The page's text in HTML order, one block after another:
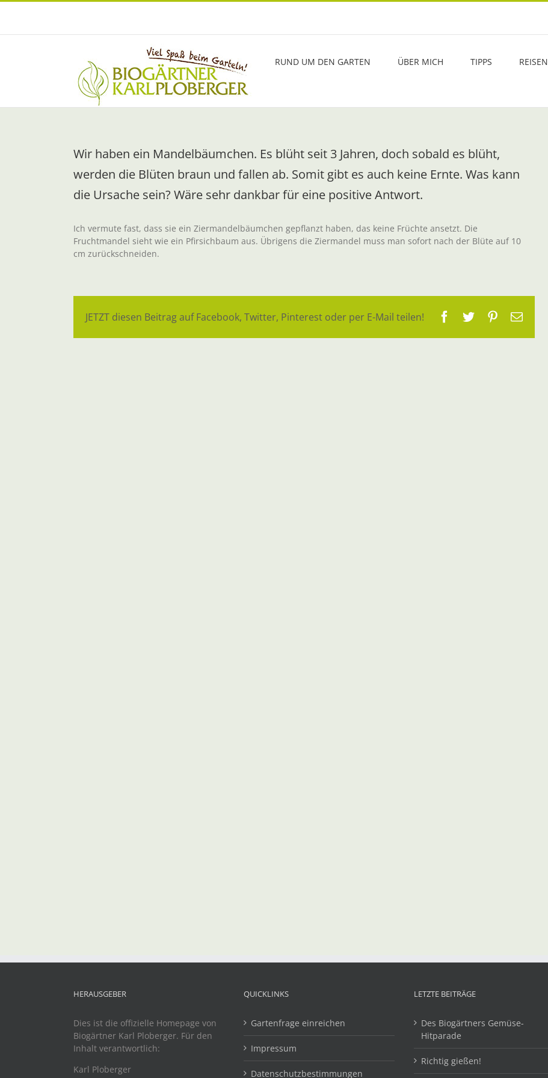
Zum
RUND UM DEN GARTEN ÜBER MICH TIPPS REISEN
Wir haben ein Mandelbäumchen. Es blüht seit 3 Jahren, doch sobald es blüht,
werden die Blüten braun und fallen ab. Somit gibt es auch keine Ernte. Was kann
die Ursache sein? Wäre sehr dankbar für eine positive Antwort.
Ich vermute fast, dass sie ein Ziermandelbäumchen gepflanzt haben, das keine Früchte ansetzt. Die
Fruchtmandel sieht wie ein Pfirsichbaum aus. Übrigens die Ziermandel muss man sofort nach der Blüte auf 10
cm zurückschneiden.
JETZT diesen Beitrag auf Facebook, Twitter, Pinterest oder per E-Mail teilen! Facebook
TwitterPinterest
E-
HERAUSGEBER
Dies ist die offizielle Homepage von
Biogärtner Karl Ploberger. Für den
Inhalt verantwortlich:
Karl Ploberger
QUICKLINKS
Gartenfrage einreichen
Impressum
Datenschutzbestimmungen
LETZTE BEITRÄGE
Des Biogärtners Gemüse-
Hitparade
Richtig gießen!